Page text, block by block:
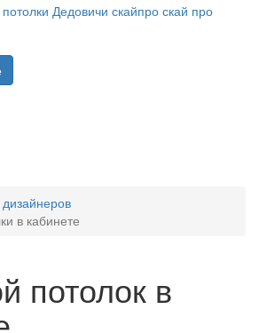
в кабинете
потолок в